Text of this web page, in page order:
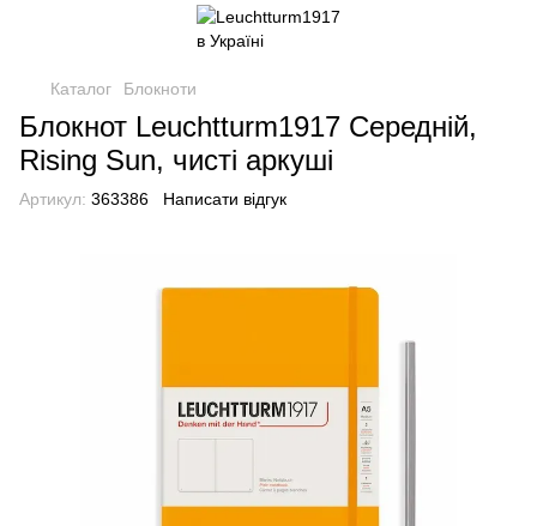
Каталог Блокноти
Блокнот Leuchtturm1917 Середній,
Rising Sun, чисті аркуші
Артикул: 363386 Написати відгук